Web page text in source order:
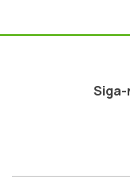
Siga-